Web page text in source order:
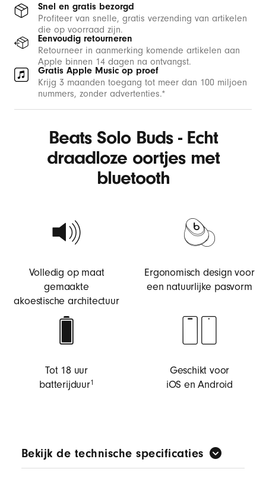
Snel en gratis bezorgd
Profiteer van snelle, gratis verzending van artikelen
die op voorraad zijn.
Eenvoudig retourneren
Retourneer in aanmerking komende artikelen aan
Apple binnen 14 dagen na ontvangst.
Gratis Apple Music op proef
Krijg 3 maanden toegang tot meer dan 100 miljoen
nummers, zonder advertenties.*
Beats Solo Buds - Echt
draadloze oortjes met
bluetooth
Volledig op maat
gemaakte
akoestische architectuur
Ergonomisch design voor
een natuurlijke pasvorm
Tot 18 uur
batterijduur1
Geschikt voor
iOS en Android
Bekijk de technische specificaties